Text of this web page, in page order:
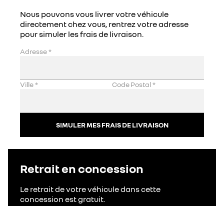
Nous pouvons vous livrer votre véhicule
directement chez vous, rentrez votre adresse
pour simuler les frais de livraison.
Adresse*
Ville* Code Postal*
SIMULER MES FRAIS DE LIVRAISON
Retrait en concession
Le retrait de votre véhicule dans cette
concession est gratuit.